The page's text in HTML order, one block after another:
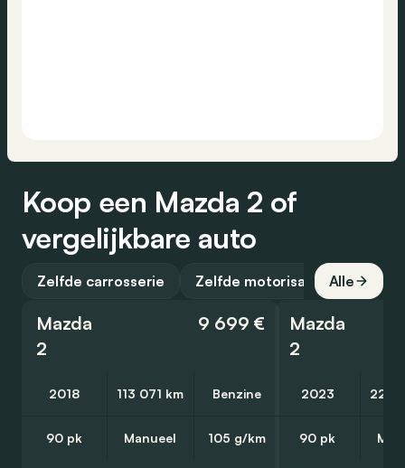
Koop een Mazda 2 of
vergelijkbare auto
Zelfde carrosserie Zelfde motorisatie Alle
Mazda
2
9 699 €
2018 113 071 km Benzine
90 pk Manueel 105 g/km
Mazda
2
2023 22
90 pk